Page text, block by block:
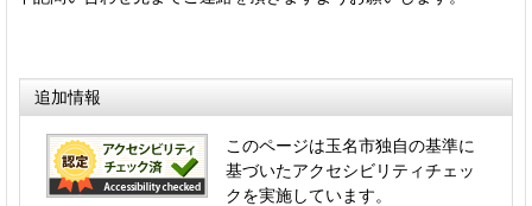
追加情報
このページは玉名市独自の基準に
基づいたアクセシビリティチェッ
クを実施しています。